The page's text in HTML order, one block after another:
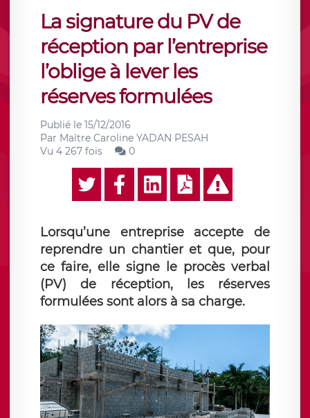
La signature du PV de
réception par l’entreprise
l’oblige à lever les
réserves formulées
Publié le 15/12/2016
Par Maître Caroline YADAN PESAH
Vu 4 267 fois
0
Lorsqu’une entreprise accepte de
reprendre un chantier et que, pour
ce faire, elle signe le procès verbal
(PV) de réception, les réserves
formulées sont alors à sa charge.